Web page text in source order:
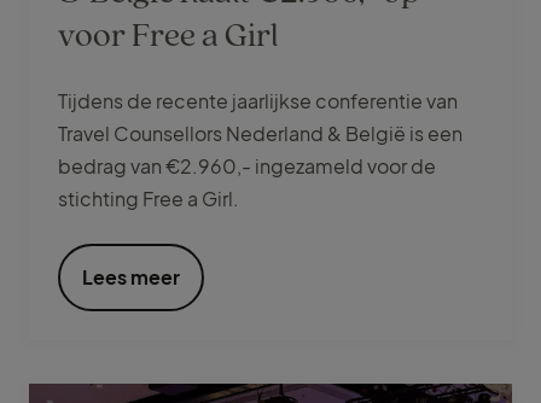
voor Free a Girl
Tijdens de recente jaarlijkse conferentie van
Travel Counsellors Nederland & België is een
bedrag van €2.960,- ingezameld voor de
stichting Free a Girl.
Lees meer